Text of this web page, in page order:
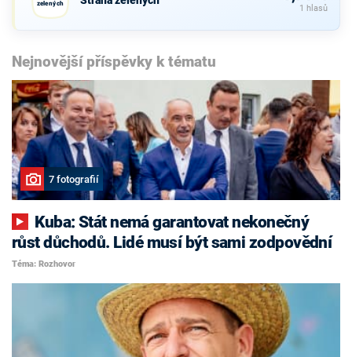
zelených
1 hlasů
Nejnovější příspěvky k tématu
7 fotografií
růst důchodů. Lidé musí být sami zodpovědní
Téma: Rozhovor